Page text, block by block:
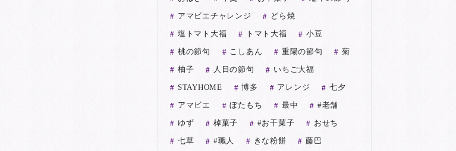
アマビエチャレンジ どら焼
塩トマト大福 トマト大福 小豆
桃の節句 こしあん 重陽の節句 菊
柚子 人日の節句 いちご大福
STAYHOME 博多 アレンジ 七夕
アマビエ ぼたもち 最中 #老舗
ゆず 棹菓子 #お干菓子 おせち
七草 #職人 きな粉餅 藤巴